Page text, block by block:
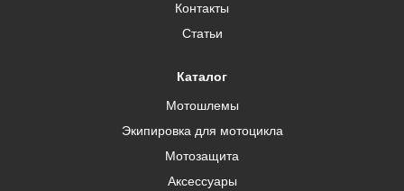
Контакты
Статьи
Каталог
Мотошлемы
Экипировка для мотоцикла
Мотозащита
Аксессуары